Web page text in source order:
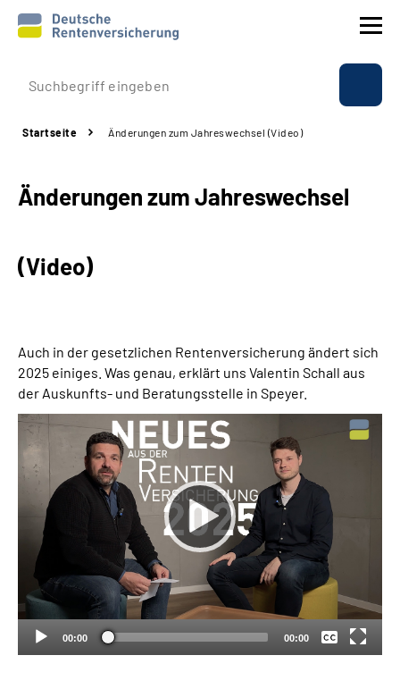
Prävention
Rente
Über uns & Presse
Online-Services
Suche
Language
Inhalte in Gebärdensprache (DGS)
Leichte Sprache
Startseite Änderungen zum Jahreswechsel (Video)
Änderungen zum Jahreswechsel
(Video)
Auch in der gesetzlichen Rentenversicherung ändert sich
2025 einiges. Was genau, erklärt uns Valentin Schall aus
der Auskunfts- und Beratungsstelle in Speyer.
00:00 00:00
Keine
Deutsch